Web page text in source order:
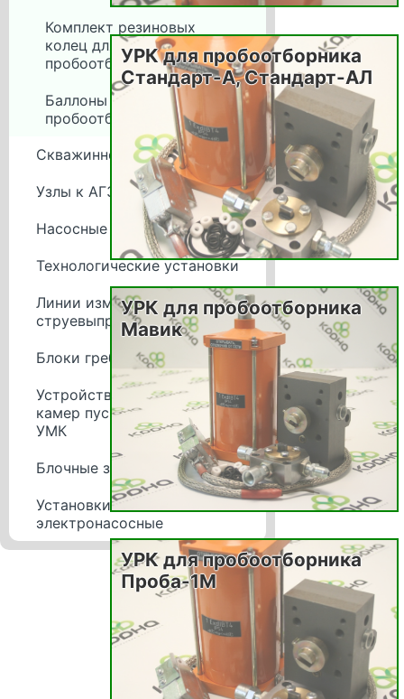
Комплект резиновых
колец для
пробоотборников Мавик
Баллоны
пробоотборников
Скважинное оборудование
Узлы к АГЗУ Спутник
Насосные станции
Технологические установки
Линии измерительные и
струевыпрямительные
Блоки гребёнок
Устройства модульных
камер пуска и приема типа
УМК
Блочные здания
Установки
электронасосные
УРК для пробоотборника
Стандарт-А, Стандарт-АЛ
УРК для пробоотборника
Мавик
УРК для пробоотборника
Проба-1М